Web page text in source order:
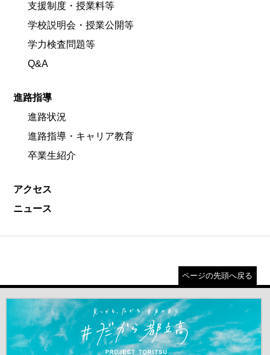
支援制度・授業料等
学校説明会・授業公開等
学力検査問題等
Q&A
進路指導
進路状況
進路指導・キャリア教育
卒業生紹介
アクセス
ニュース
ページの先頭へ戻る
＃だから都立高（別ウインドウが開きます）